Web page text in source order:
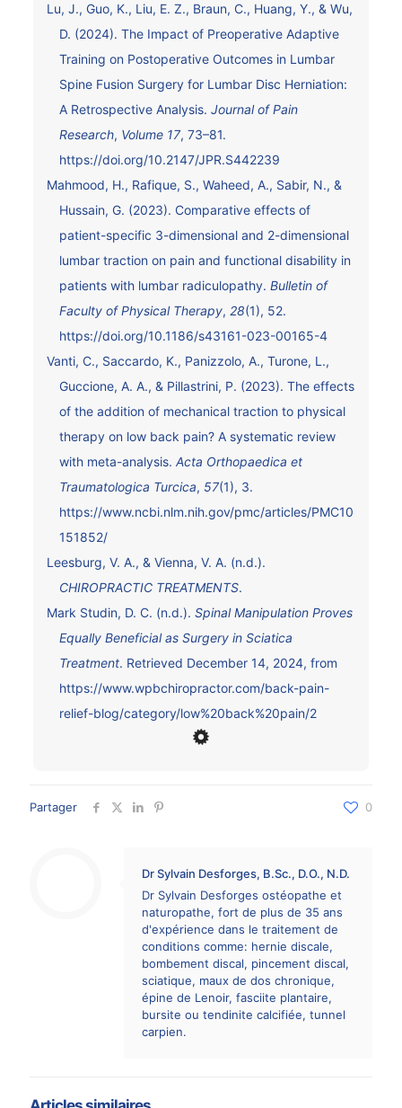
Lu, J., Guo, K., Liu, E. Z., Braun, C., Huang, Y., & Wu,
D. (2024). The Impact of Preoperative Adaptive
Training on Postoperative Outcomes in Lumbar
Spine Fusion Surgery for Lumbar Disc Herniation:
A Retrospective Analysis. Journal of Pain
Research, Volume 17, 73–81.
https://doi.org/10.2147/JPR.S442239
Mahmood, H., Rafique, S., Waheed, A., Sabir, N., &
Hussain, G. (2023). Comparative effects of
patient-specific 3-dimensional and 2-dimensional
lumbar traction on pain and functional disability in
patients with lumbar radiculopathy. Bulletin of
Faculty of Physical Therapy, 28(1), 52.
https://doi.org/10.1186/s43161-023-00165-4
Vanti, C., Saccardo, K., Panizzolo, A., Turone, L.,
Guccione, A. A., & Pillastrini, P. (2023). The effects
of the addition of mechanical traction to physical
therapy on low back pain? A systematic review
with meta-analysis. Acta Orthopaedica et
Traumatologica Turcica, 57(1), 3.
https://www.ncbi.nlm.nih.gov/pmc/articles/PMC10
151852/
Leesburg, V. A., & Vienna, V. A. (n.d.).
CHIROPRACTIC TREATMENTS.
Mark Studin, D. C. (n.d.). Spinal Manipulation Proves
Equally Beneficial as Surgery in Sciatica
Treatment. Retrieved December 14, 2024, from
https://www.wpbchiropractor.com/back-pain-
relief-blog/category/low%20back%20pain/2
Partager 0
Dr Sylvain Desforges, B.Sc., D.O., N.D.
Dr Sylvain Desforges ostéopathe et
naturopathe, fort de plus de 35 ans
d'expérience dans le traitement de
conditions comme: hernie discale,
bombement discal, pincement discal,
sciatique, maux de dos chronique,
épine de Lenoir, fasciite plantaire,
bursite ou tendinite calcifiée, tunnel
carpien.